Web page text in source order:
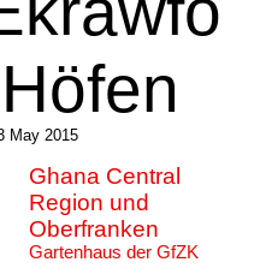
May 2015
Ghana Central
Region und
Oberfranken
Gartenhaus der GfZK